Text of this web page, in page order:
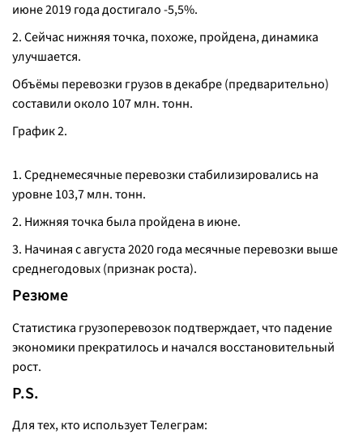
июне 2019 года достигало -5,5%.
2. Сейчас нижняя точка, похоже, пройдена, динамика
улучшается.
Объёмы перевозки грузов в декабре (предварительно)
составили около 107 млн. тонн.
График 2.
1. Среднемесячные перевозки стабилизировались на
уровне 103,7 млн. тонн.
2. Нижняя точка была пройдена в июне.
3. Начиная с августа 2020 года месячные перевозки выше
среднегодовых (признак роста).
Резюме
Статистика грузоперевозок подтверждает, что падение
экономики прекратилось и начался восстановительный
рост.
P.S.
Для тех, кто использует Телеграм: